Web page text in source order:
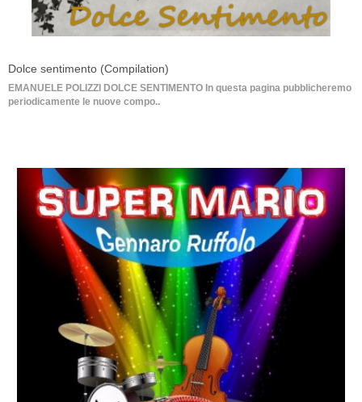
Dolce sentimento (Compilation)
EMANUELE POLIZZI DOLCE SENTIMENTO In questa pagina pubblicheremo
periodicamente le nuove compo..